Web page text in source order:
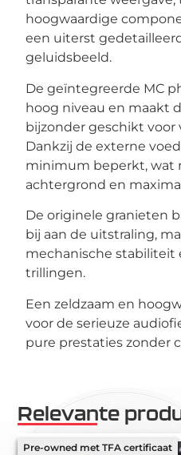
hoogwaardige
een uiterst
geluidsbeeld.
De geïntegreerde MC
hoog niveau en maakt
bijzonder geschikt voor
Dankzij de externe
minimum beperkt, wat
achtergrond en
De originele granieten
bij aan de uitstraling,
mechanische stabiliteit
trillingen.
Een zeldzaam en
voor de serieuze
pure prestaties zonder
Relevante
Pre-owned met TFA certificaat